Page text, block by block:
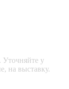
Уточняйте у
на выставку.